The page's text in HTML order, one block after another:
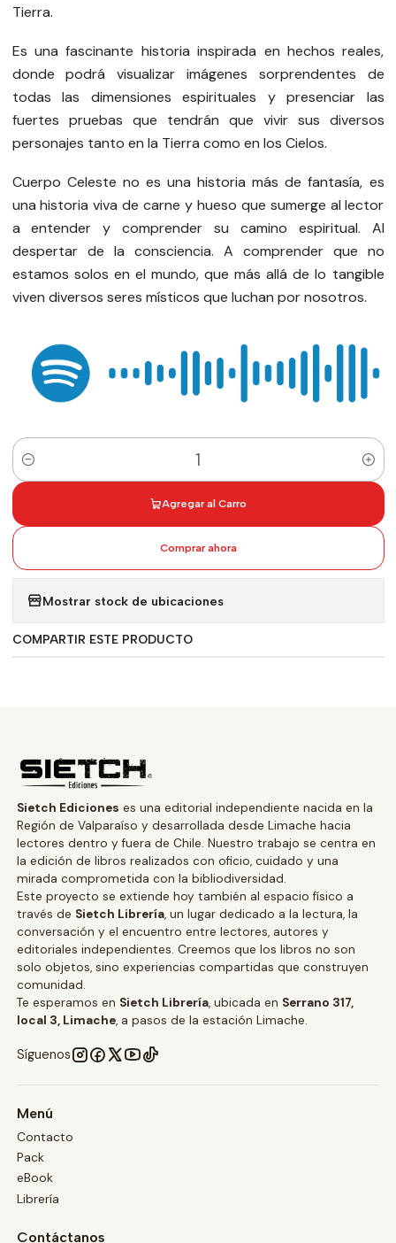
Tierra.
Es una fascinante historia inspirada en hechos reales,
donde podrá visualizar imágenes sorprendentes de
todas las dimensiones espirituales y presenciar las
fuertes pruebas que tendrán que vivir sus diversos
personajes tanto en la Tierra como en los Cielos.
Cuerpo Celeste no es una historia más de fantasía, es
una historia viva de carne y hueso que sumerge al lector
a entender y comprender su camino espiritual. Al
despertar de la consciencia. A comprender que no
estamos solos en el mundo, que más allá de lo tangible
viven diversos seres místicos que luchan por nosotros.
Cantidad
Agregar al Carro
Comprar ahora
Mostrar stock de ubicaciones
COMPARTIR ESTE PRODUCTO
Sietch Ediciones es una editorial independiente nacida en la
Región de Valparaíso y desarrollada desde Limache hacia
lectores dentro y fuera de Chile. Nuestro trabajo se centra en
la edición de libros realizados con oficio, cuidado y una
mirada comprometida con la bibliodiversidad.
Este proyecto se extiende hoy también al espacio físico a
través de Sietch Librería, un lugar dedicado a la lectura, la
conversación y el encuentro entre lectores, autores y
editoriales independientes. Creemos que los libros no son
solo objetos, sino experiencias compartidas que construyen
comunidad.
Te esperamos en Sietch Librería, ubicada en Serrano 317,
local 3, Limache, a pasos de la estación Limache.
Síguenos
Menú
Contacto
Pack
eBook
Librería
Contáctanos